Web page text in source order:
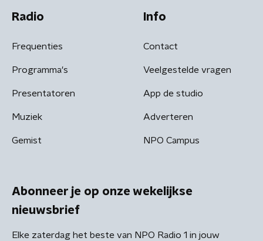
Radio
Frequenties
Programma's
Presentatoren
Muziek
Gemist
Info
Contact
Veelgestelde vragen
App de studio
Adverteren
NPO Campus
Abonneer je op onze wekelijkse
nieuwsbrief
Elke zaterdag het beste van NPO Radio 1 in jouw